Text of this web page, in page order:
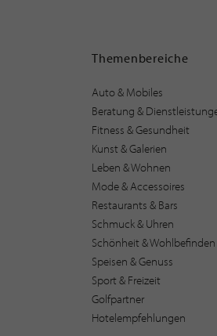
Themenbereiche
Auto & Mobiles
Beratung &
Fitness & Gesundheit
Kunst & Galerien
Leben & Wohnen
Mode & Accessoires
Restaurants & Bars
Schmuck & Uhren
Schönheit & Wohlbefinden
Speisen & Genuss
Sport & Freizeit
Golfpartner
Hotelempfehlungen